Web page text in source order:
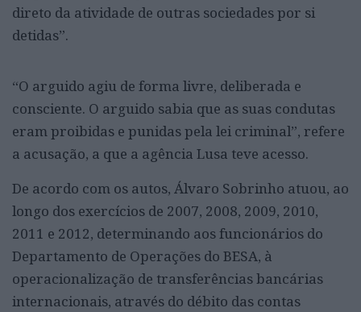
direto da atividade de outras sociedades por si
detidas”.
“O arguido agiu de forma livre, deliberada e
consciente. O arguido sabia que as suas condutas
eram proibidas e punidas pela lei criminal”, refere
a acusação, a que a agência Lusa teve acesso.
De acordo com os autos, Álvaro Sobrinho atuou, ao
longo dos exercícios de 2007, 2008, 2009, 2010,
2011 e 2012, determinando aos funcionários do
Departamento de Operações do BESA, à
operacionalização de transferências bancárias
internacionais, através do débito das contas